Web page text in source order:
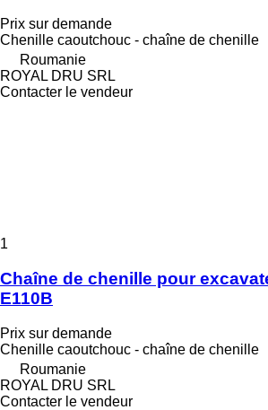
Prix sur demande
Chenille caoutchouc - chaîne de chenille
Roumanie
ROYAL DRU SRL
Contacter le vendeur
1
Chaîne de chenille pour
E110B
Prix sur demande
Chenille caoutchouc - chaîne de chenille
Roumanie
ROYAL DRU SRL
Contacter le vendeur